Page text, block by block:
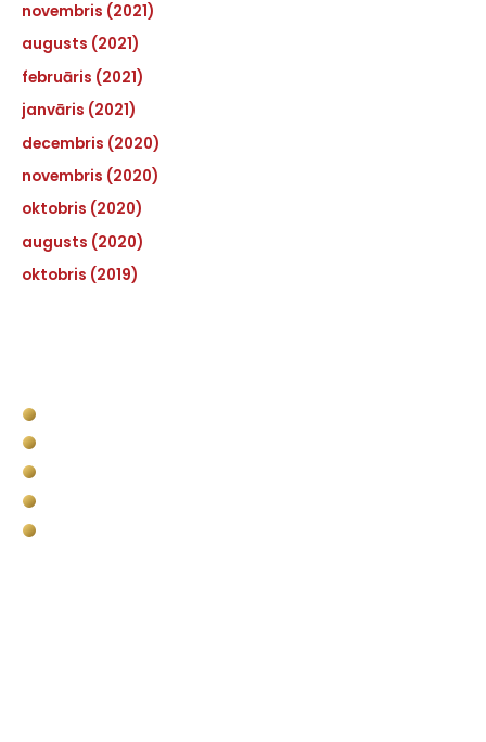
novembris (2021)
augusts (2021)
februāris (2021)
janvāris (2021)
decembris (2020)
novembris (2020)
oktobris (2020)
augusts (2020)
oktobris (2019)